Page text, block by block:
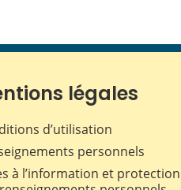
légales
d’utilisation
personnels
à l’information et protection